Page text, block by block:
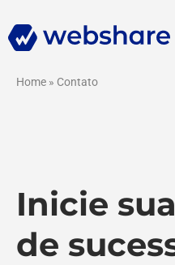
Home » Contato
Inicie
de